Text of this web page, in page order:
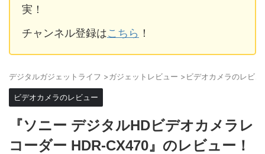
実！
チャンネル登録はこちら ！
デジタルガジェットライフ >ガジェットレビュー >ビデオカメラのレビュ
ビデオカメラのレビュー
『ソニー デジタルHDビデオカメラレ
コーダー HDR-CX470』のレビュー！